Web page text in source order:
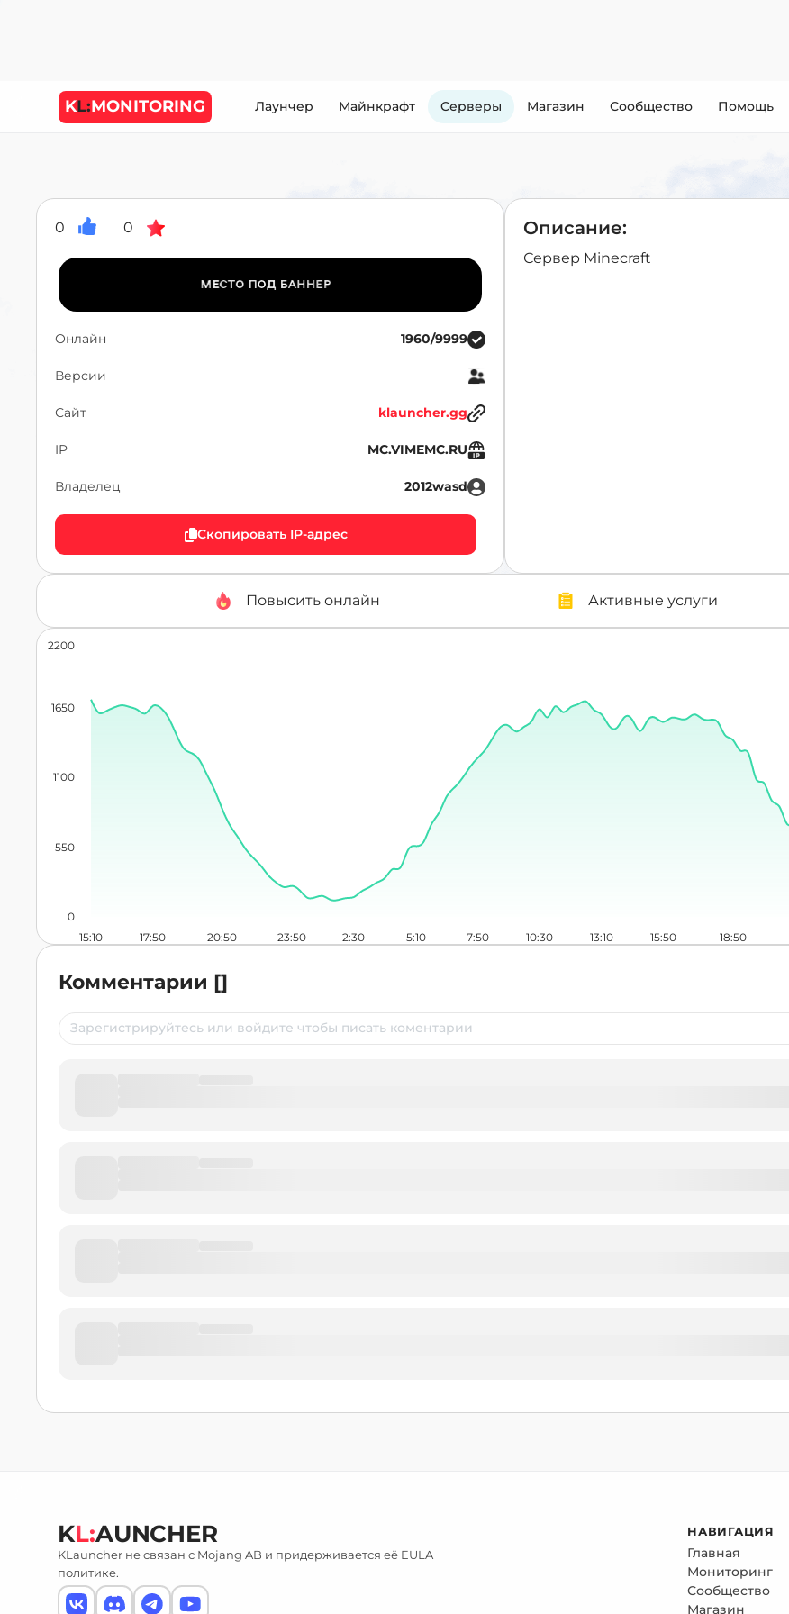
KL:MONITORING Лаунчер Майнкрафт Cерверы Магазин Сообщество Помощь
0 0
Онлайн 1960/9999
Версии
Сайт klauncher.gg
IP MC.VIMEMC.RU
Владелец 2012wasd
Скопировать IP-адрес
Описание:
Сервер Minecraft
Повысить онлайн Активные услуги
15:10 17:50 20:50 23:50 2:30 5:10 7:50 10:30 13:10 15:50 18:50
0
550
1100
1650
2200
Комментарии []
KL:AUNCHER
KLauncher не связан с Mojang AB и придерживается её EULA
политике.
НАВИГАЦИЯ
Главная
Мониторинг
Сообщество
Магазин